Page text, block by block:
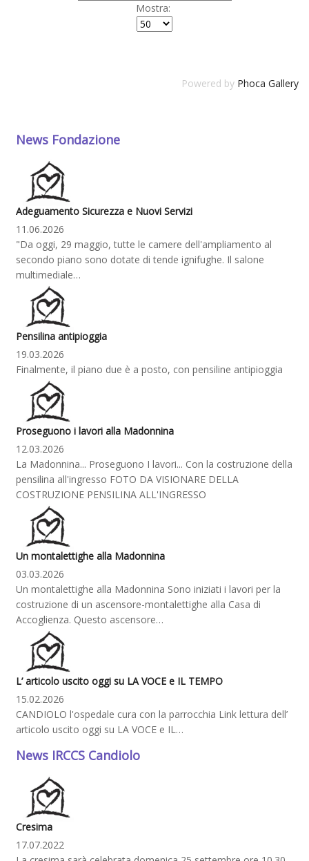
Mostra:
Powered by Phoca Gallery
News Fondazione
Adeguamento Sicurezza e Nuovi Servizi
11.06.2026
"Da oggi, 29 maggio, tutte le camere dell'ampliamento al
secondo piano sono dotate di tende ignifughe. Il salone
multimediale…
Pensilina antipioggia
19.03.2026
Finalmente, il piano due è a posto, con pensiline antipioggia
Proseguono i lavori alla Madonnina
12.03.2026
La Madonnina... Proseguono I lavori... Con la costruzione della
pensilina all'ingresso FOTO DA VISIONARE DELLA
COSTRUZIONE PENSILINA ALL'INGRESSO
Un montalettighe alla Madonnina
03.03.2026
Un montalettighe alla Madonnina Sono iniziati i lavori per la
costruzione di un ascensore-montalettighe alla Casa di
Accoglienza. Questo ascensore…
L’ articolo uscito oggi su LA VOCE e IL TEMPO
15.02.2026
CANDIOLO l'ospedale cura con la parrocchia Link lettura dell’
articolo uscito oggi su LA VOCE e IL…
News IRCCS Candiolo
Cresima
17.07.2022